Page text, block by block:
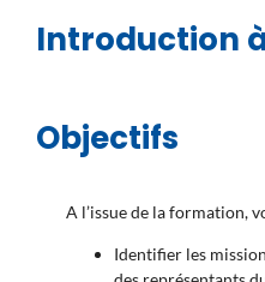
Introduction
Objectifs
A l’issue de la formation,
Identifier les